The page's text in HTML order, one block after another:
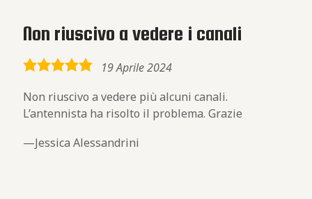
Non riuscivo a vedere i canali
5,0
19 Aprile 2024
Non riuscivo a vedere più alcuni canali.
L’antennista ha risolto il problema. Grazie
Jessica Alessandrini